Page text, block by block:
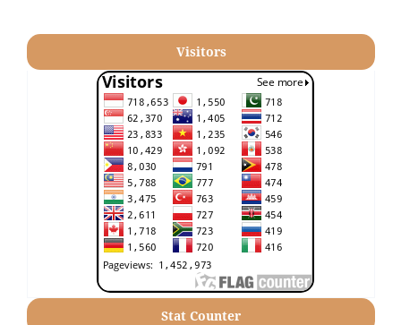
Visitors
Stat Counter